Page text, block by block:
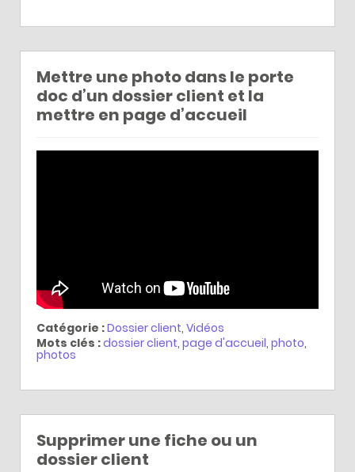
Mettre une photo dans le porte
doc d’un dossier client et la
mettre en page d’accueil
Catégorie :Dossier client, Vidéos
Mots clés :dossier client, page d'accueil, photo,
photos
Supprimer une fiche ou un
dossier client